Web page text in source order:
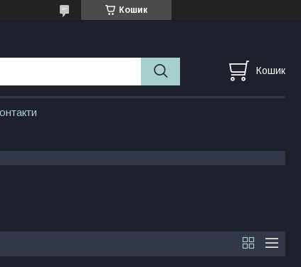
Кошик
Кошик